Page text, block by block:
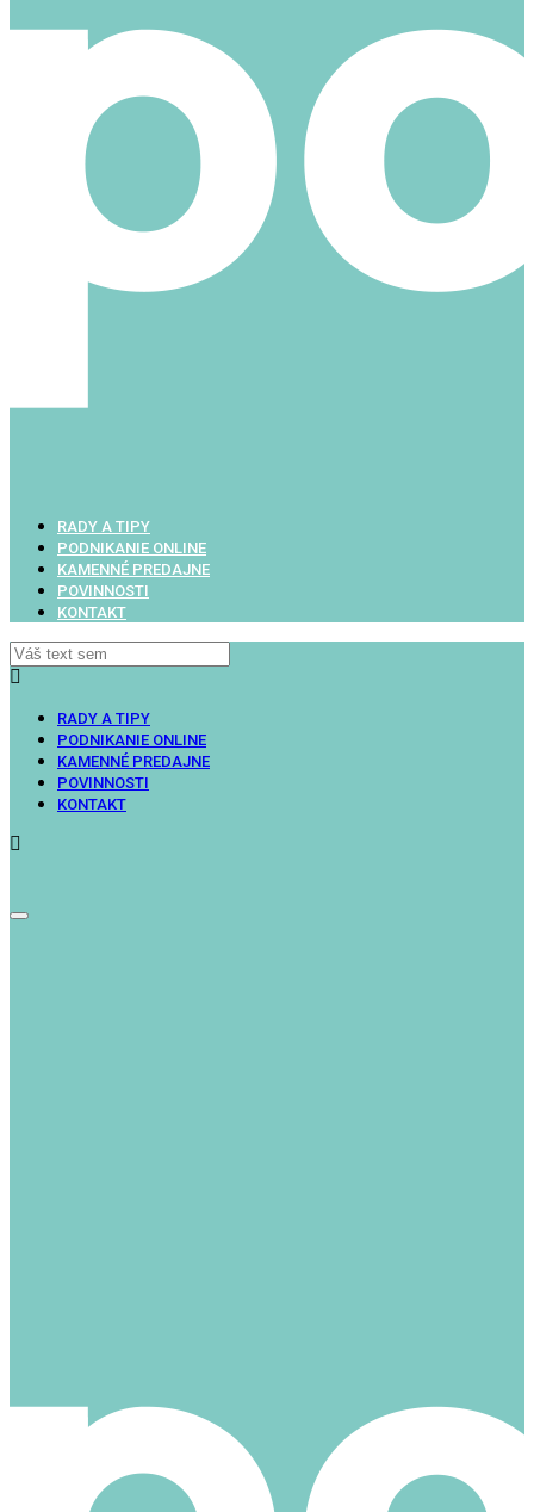
RADY A TIPY
PODNIKANIE ONLINE
KAMENNÉ PREDAJNE
POVINNOSTI
KONTAKT
RADY A TIPY
PODNIKANIE ONLINE
KAMENNÉ PREDAJNE
POVINNOSTI
KONTAKT
Toggle